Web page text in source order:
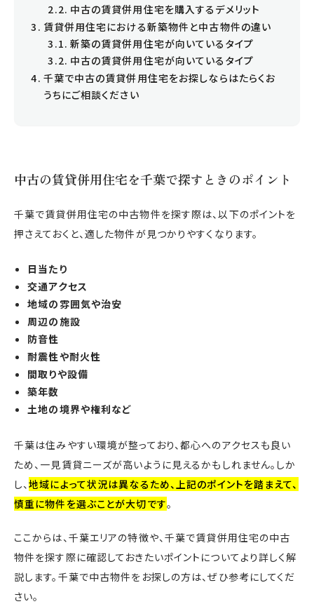
0120-420-820
中古の賃貸併用住宅を購入するデメリット
賃貸併用住宅における新築物件と中古物件の違い
新築の賃貸併用住宅が向いているタイプ
中古の賃貸併用住宅が向いているタイプ
千葉で中古の賃貸併用住宅をお探しならはたらくお
うちにご相談ください
中古の賃貸併用住宅を千葉で探すときのポイント
千葉で賃貸併用住宅の中古物件を探す際は、以下のポイントを
押さえておくと、適した物件が見つかりやすくなります。
日当たり
交通アクセス
地域の雰囲気や治安
周辺の施設
防音性
耐震性や耐火性
間取りや設備
築年数
土地の境界や権利など
千葉は住みやすい環境が整っており、都心へのアクセスも良い
ため、一見賃貸ニーズが高いように見えるかもしれません。しか
し、地域によって状況は異なるため、上記のポイントを踏まえて、
慎重に物件を選ぶことが大切です。
ここからは、千葉エリアの特徴や、千葉で賃貸併用住宅の中古
物件を探す際に確認しておきたいポイントについてより詳しく解
説します。千葉で中古物件をお探しの方は、ぜひ参考にしてくだ
さい。